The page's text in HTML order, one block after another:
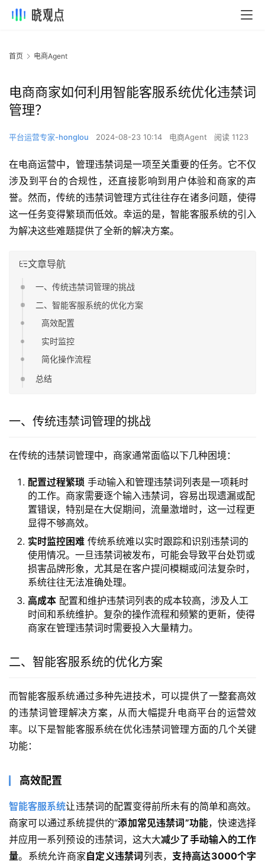
首页 电商Agent
电商商家如何利用智能客服系统优化违禁词
管理？
平台运营专家-honglou 2024-08-23 10:14 电商Agent 阅读 1123
在电商运营中，管理违禁词是一项至关重要的任务。它不仅
涉及到平台的合规性，还直接影响到用户体验和商家的声
誉。然而，传统的违禁词管理方式往往存在诸多问题，使得
这一任务变得繁琐而低效。幸运的是，智能客服系统的引入
为解决这些难题提供了全新的解决方案。
文章导航
一、传统违禁词管理的挑战
二、智能客服系统的优化方案
高效配置
实时监控
简化操作流程
总结
一、传统违禁词管理的挑战
在传统的违禁词管理中，商家通常面临以下几种困境：
配置过程繁琐 手动输入和管理违禁词列表是一项耗时
的工作。商家需要逐个输入违禁词，容易出现遗漏或配
置错误，特别是在大促期间，流量激增时，这一过程更
显得不够高效。
实时监控困难 传统系统难以实时跟踪和识别违禁词的
使用情况。一旦违禁词被发布，可能会导致平台处罚或
损害品牌形象，尤其是在客户提问模糊或问法复杂时，
系统往往无法准确处理。
高成本 配置和维护违禁词列表的成本较高，涉及人工
时间和系统维护。复杂的操作流程和频繁的更新，使得
商家在管理违禁词时需要投入大量精力。
二、智能客服系统的优化方案
而智能客服系统通过多种先进技术，可以提供了一整套高效
的违禁词管理解决方案，从而大幅提升电商平台的运营效
率。以下是智能客服系统在优化违禁词管理方面的几个关键
功能：
高效配置
智能客服系统让违禁词的配置变得前所未有的简单和高效。
商家可以通过系统提供的“添加常见违禁词”功能，快速选择
并应用一系列预设的违禁词，这大大减少了手动输入的工作
量。系统允许商家自定义违禁词 列表， 支持高达3000个字